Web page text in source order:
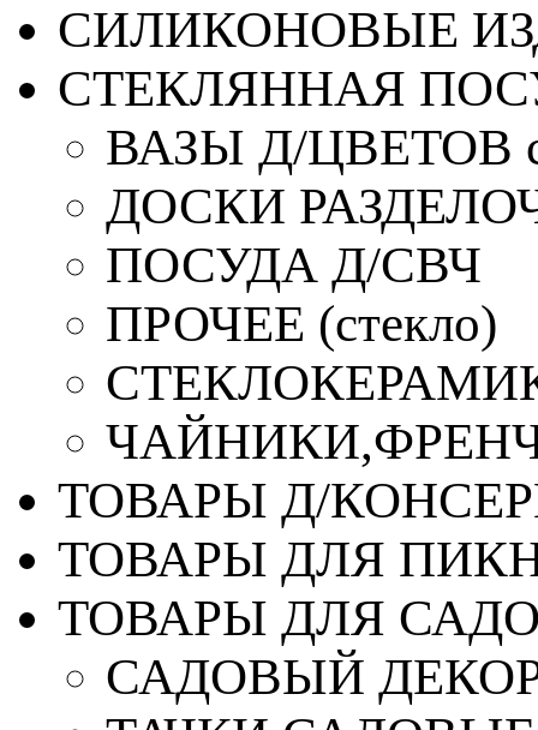
СИЛИКОНОВЫЕ
СТЕКЛЯННАЯ
ВАЗЫ Д/ЦВЕТОВ
ДОСКИ
ПОСУДА Д/СВЧ
ПРОЧЕЕ (стекло)
ТОВАРЫ Д/
ТОВАРЫ ДЛЯ
ТОВАРЫ ДЛЯ
САДОВЫЙ